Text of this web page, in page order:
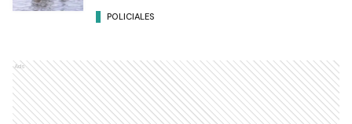
POLICIALES
Ads